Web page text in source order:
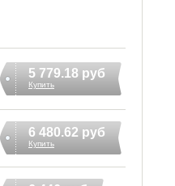
5 779.18 руб
Купить
6 480.62 руб
Купить